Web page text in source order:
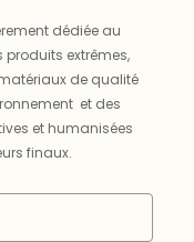
dédiée au
extrêmes,
de qualité
et des
et humanisées
finaux.